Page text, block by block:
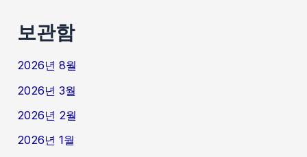
보관함
2026년 8월
2026년 3월
2026년 2월
2026년 1월